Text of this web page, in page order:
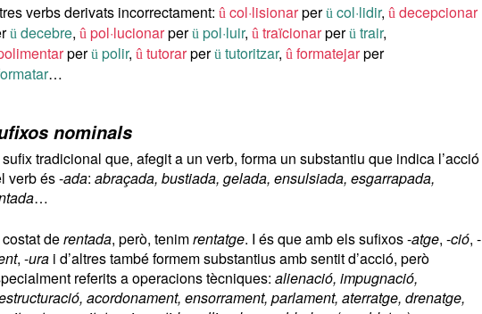
verbs derivats incorrectament: û col·lisionarperü col·lidir, û decepcionar
ü decebre, û pol·lucionarperü pol·luir, û traïcionarperü trair,
perü polir, û tutorarperü tutoritzar, û formatejarper
…
nominals
tradicional que, afegit a un verb, forma un substantiu que indica l’acció
verb és -ada: abraçada, bustiada, gelada, ensulsiada, esgarrapada,
…
derentada, però, tenimrentatge. I és que amb els sufixos -atge, -ció, -
, -ura i d’altres també formem substantius amb sentit d’acció, però
referits a operacions tècniques: alienació, impugnació,
acordonament, ensorrament, parlament, aterratge, drenatge,